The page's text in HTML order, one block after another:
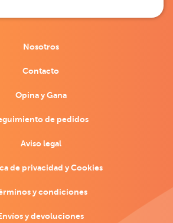
Nosotros
Contacto
Opina y Gana
de pedidos
Aviso legal
de privacidad y Cookies
y condiciones
y devoluciones